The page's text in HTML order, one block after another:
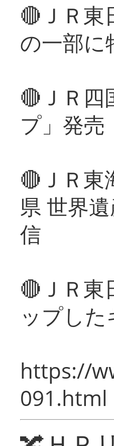
🔴ＪＲ東
の一部に
🔴ＪＲ四
プ」発売
🔴ＪＲ東
県 世界
信
🔴ＪＲ東
ップし
https://
091.html